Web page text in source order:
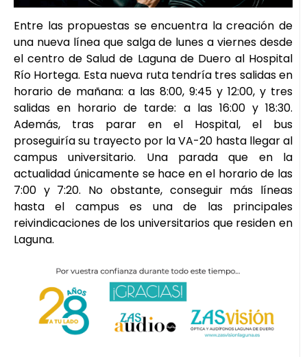
Entre las propuestas se encuentra la creación de
una nueva línea que salga de lunes a viernes desde
el centro de Salud de Laguna de Duero al Hospital
Río Hortega. Esta nueva ruta tendría tres salidas en
horario de mañana: a las 8:00, 9:45 y 12:00, y tres
salidas en horario de tarde: a las 16:00 y 18:30.
Además, tras parar en el Hospital, el bus
proseguiría su trayecto por la VA-20 hasta llegar al
campus universitario. Una parada que en la
actualidad únicamente se hace en el horario de las
7:00 y 7:20. No obstante, conseguir más líneas
hasta el campus es una de las principales
reivindicaciones de los universitarios que residen en
Laguna.